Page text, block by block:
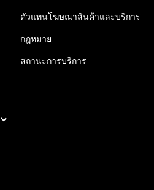
ตัวแทนโฆษณาสินค้าและบริการ
กฎหมาย
สถานะการบริการ